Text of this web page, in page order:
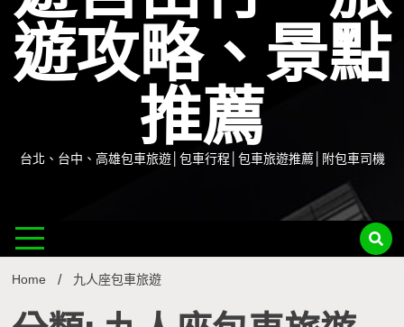
遊攻略、景點
推薦
台北、台中、高雄包車旅遊│包車行程│包車旅遊推薦│附包車司機
Home 九人座包車旅遊